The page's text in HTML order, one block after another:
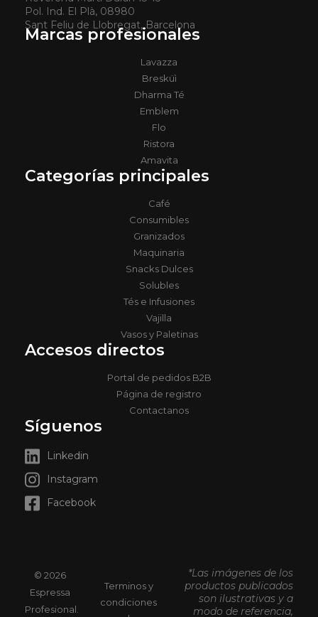
Pol. Ind. El Plà, 08980
Sant Feliu de Llobregat, Barcelona
Marcas profesionales
Lavazza
Bresküì
Dharma Té
Emblem
Flo
Ristora
Amavita
Categorías principales
Café
Consumibles
Granizados
Maquinaria
Snacks Dulces
Solubles
Tés e Infusiones
Vajilla
Vasos y Paletinas
Accesos directos
Portal de pedidos B2B
Página de registro
Contactanos
Síguenos
Linkedin
Instagram
Facebook
© 2026
Espressa
Profesional.
Terminos y
condiciones
*Las imágenes de los
productos publicados
son ilustrativas y a
modo de referencia,